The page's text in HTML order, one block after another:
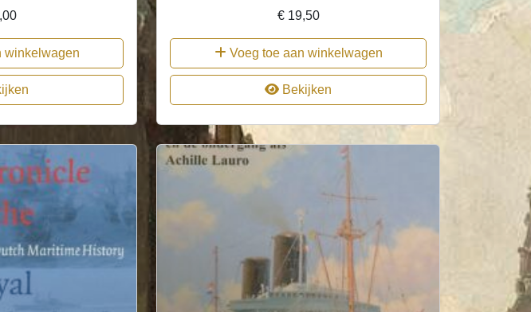
winkelwagen
€19,50
Voeg toe aan winkelwagen
Bekijken